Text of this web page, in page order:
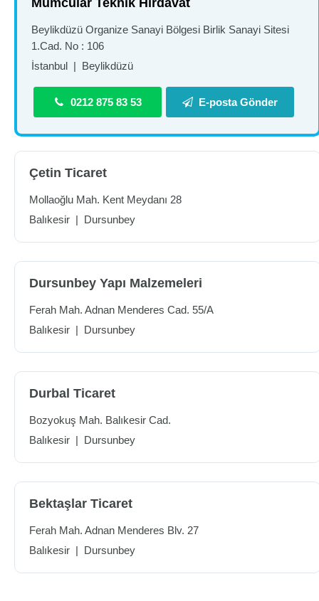
Mumcular Teknik Hırdavat
Beylikdüzü Organize Sanayi Bölgesi Birlik Sanayi Sitesi
1.Cad. No : 106
İstanbul | Beylikdüzü
0212 875 83 53 E-posta Gönder
Çetin Ticaret
Mollaoğlu Mah. Kent Meydanı 28
Balıkesir | Dursunbey
Dursunbey Yapı Malzemeleri
Ferah Mah. Adnan Menderes Cad. 55/A
Balıkesir | Dursunbey
Durbal Ticaret
Bozyokuş Mah. Balıkesir Cad.
Balıkesir | Dursunbey
Bektaşlar Ticaret
Ferah Mah. Adnan Menderes Blv. 27
Balıkesir | Dursunbey